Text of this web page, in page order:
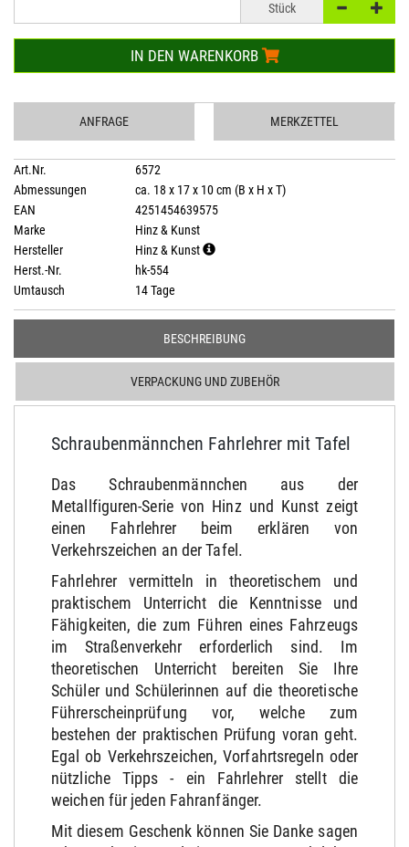
Stück
IN DEN WARENKORB
ANFRAGE MERKZETTEL
Art.Nr.
6572
Abmessungen
ca. 18 x 17 x 10 cm (B x H x T)
EAN
4251454639575
Marke
Hinz & Kunst
Hersteller
Hinz & Kunst
Herst.-Nr.
hk-554
Umtausch
14 Tage
BESCHREIBUNG
VERPACKUNG UND ZUBEHÖR
Schraubenmännchen Fahrlehrer mit Tafel
Das Schraubenmännchen aus der
Metallfiguren-Serie von Hinz und Kunst zeigt
einen Fahrlehrer beim erklären von
Verkehrszeichen an der Tafel.
Fahrlehrer vermitteln in theoretischem und
praktischem Unterricht die Kenntnisse und
Fähigkeiten, die zum Führen eines Fahrzeugs
im Straßenverkehr erforderlich sind. Im
theoretischen Unterricht bereiten Sie Ihre
Schüler und Schülerinnen auf die theoretische
Führerscheinprüfung vor, welche zum
bestehen der praktischen Prüfung voran geht.
Egal ob Verkehrszeichen, Vorfahrtsregeln oder
nützliche Tipps - ein Fahrlehrer stellt die
weichen für jeden Fahranfänger.
Mit diesem Geschenk können Sie Danke sagen